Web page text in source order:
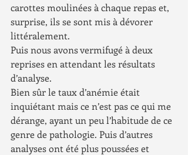
carottes moulinées à chaque repas et,
surprise, ils se sont mis à dévorer
littéralement.
Puis nous avons vermifugé à deux
reprises en attendant les résultats
d’analyse.
Bien sûr le taux d’anémie était
inquiétant mais ce n’est pas ce qui me
dérange, ayant un peu l’habitude de ce
genre de pathologie. Puis d’autres
analyses ont été plus poussées et